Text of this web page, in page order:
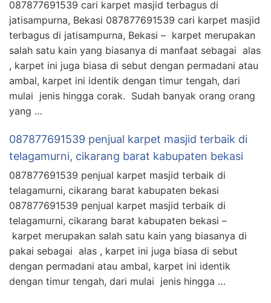
087877691539 cari karpet masjid terbagus di
jatisampurna, Bekasi 087877691539 cari karpet masjid
terbagus di jatisampurna, Bekasi – karpet merupakan
salah satu kain yang biasanya di manfaat sebagai alas
, karpet ini juga biasa di sebut dengan permadani atau
ambal, karpet ini identik dengan timur tengah, dari
mulai jenis hingga corak. Sudah banyak orang orang
yang …
087877691539 penjual karpet masjid terbaik di
telagamurni, cikarang barat kabupaten bekasi
087877691539 penjual karpet masjid terbaik di
telagamurni, cikarang barat kabupaten bekasi
087877691539 penjual karpet masjid terbaik di
telagamurni, cikarang barat kabupaten bekasi –
karpet merupakan salah satu kain yang biasanya di
pakai sebagai alas , karpet ini juga biasa di sebut
dengan permadani atau ambal, karpet ini identik
dengan timur tengah, dari mulai jenis hingga …